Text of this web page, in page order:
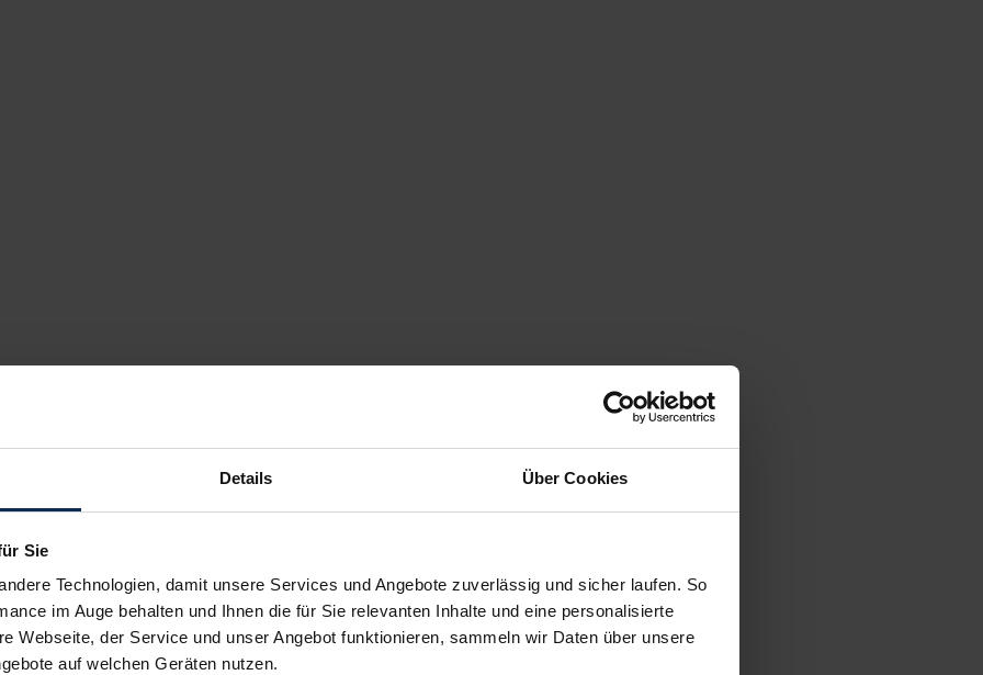
Details Über Cookies
Sie
Technologien, damit unsere Services und Angebote zuverlässig und sicher laufen. So
im Auge behalten und Ihnen die für Sie relevanten Inhalte und eine personalisierte
Webseite, der Service und unser Angebot funktionieren, sammeln wir Daten über unsere
auf welchen Geräten nutzen.